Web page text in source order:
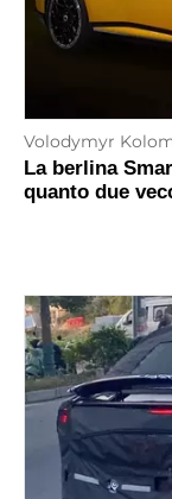
Volodymyr
La berlina
quanto due